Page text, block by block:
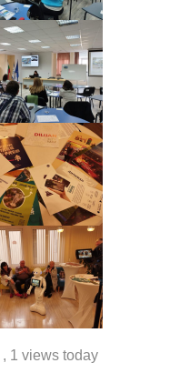
, 1 views today